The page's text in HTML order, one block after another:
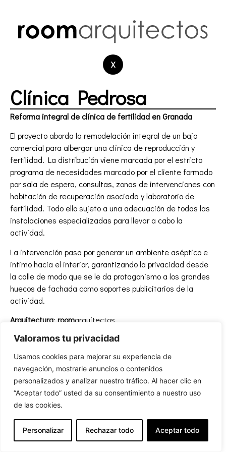
Valoramos tu privacidad
Usamos cookies para mejorar su experiencia de
navegación, mostrarle anuncios o contenidos
personalizados y analizar nuestro tráfico. Al hacer clic en
“Aceptar todo” usted da su consentimiento a nuestro uso
de las cookies.
Personalizar Rechazar todo Aceptar todo
X
Clínica Pedrosa
Reforma integral de clínica de fertilidad en Granada
El proyecto aborda la remodelación integral de un bajo
comercial para albergar una clínica de reproducción y
fertilidad. La distribución viene marcada por el estricto
programa de necesidades marcado por el cliente formado
por sala de espera, consultas, zonas de intervenciones con
habitación de recuperación asociada y laboratorio de
fertilidad. Todo ello sujeto a una adecuación de todas las
instalaciones especializadas para llevar a cabo la
actividad.
La intervención pasa por generar un ambiente aséptico e
intimo hacia el interior, garantizando la privacidad desde
la calle de modo que se le da protagonismo a los grandes
huecos de fachada como soportes publicitarios de la
actividad.
Arquitectura: roomarquitectos
Superficie: 224 m2
Año: 2016
Español